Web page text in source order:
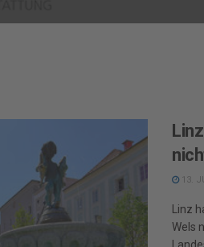
13.
Linz
Wels